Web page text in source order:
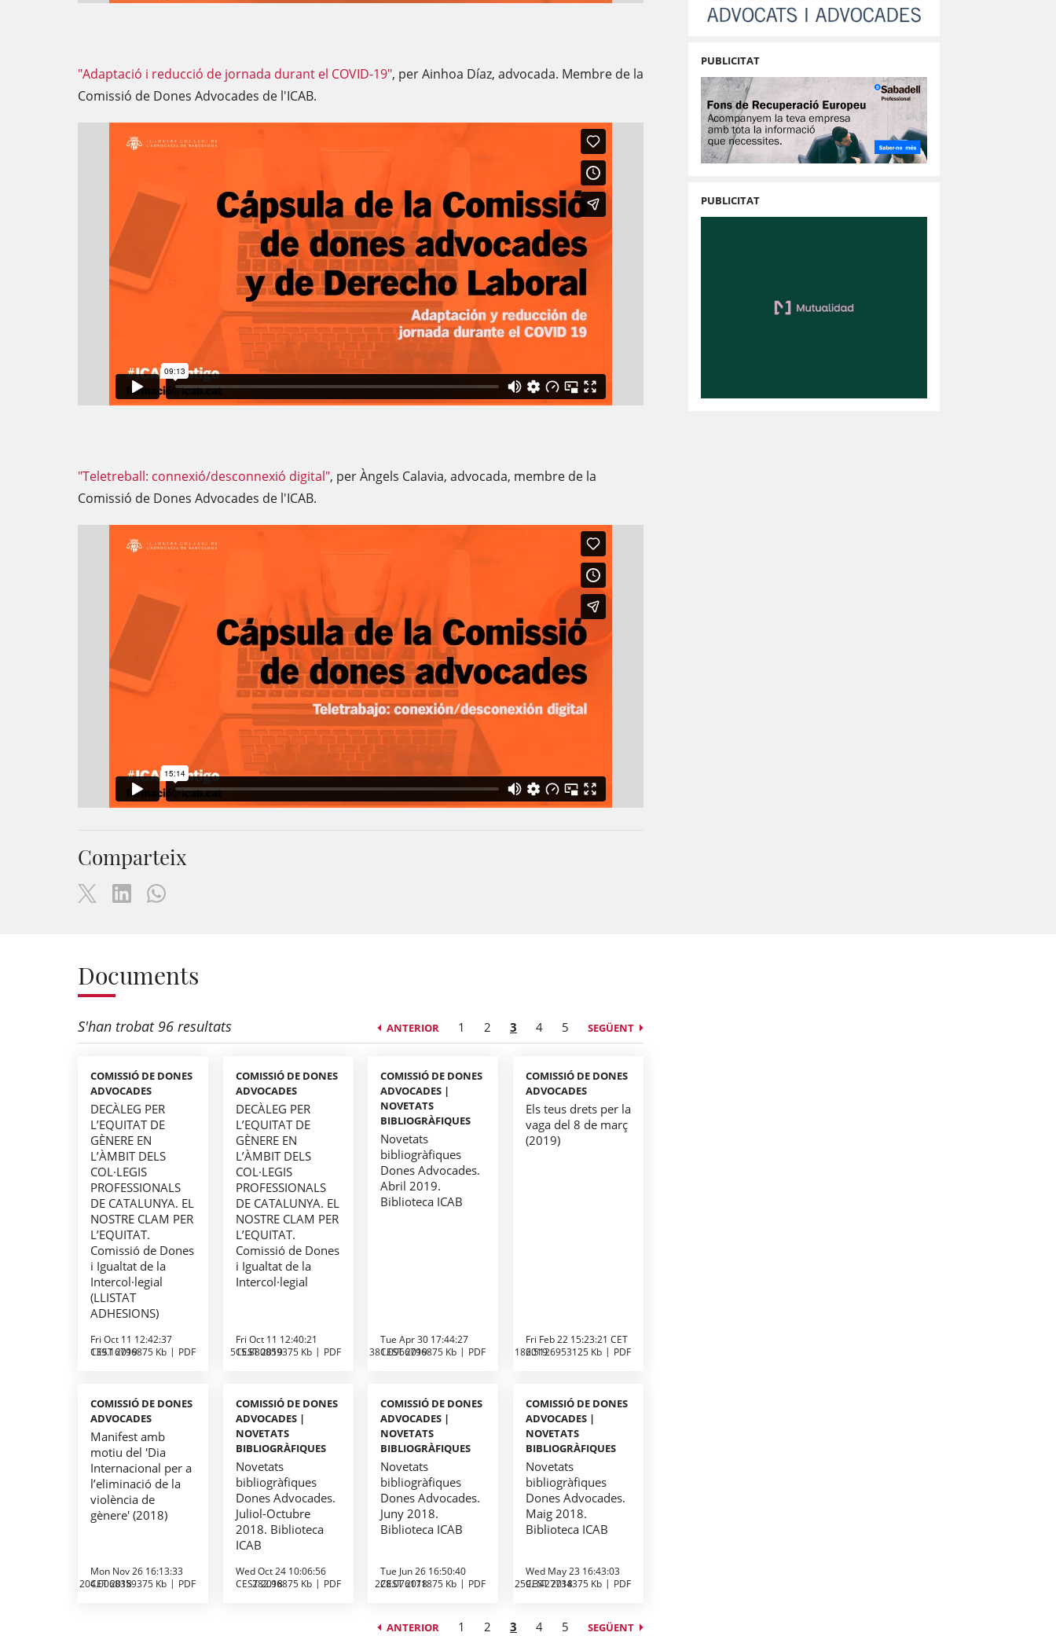
PUBLICITAT
PUBLICITAT
"Adaptació i reducció de jornada durant el COVID-19", per Ainhoa Díaz, advocada. Membre de la
Comissió de Dones Advocades de l'ICAB.
"Teletreball: connexió/desconnexió digital", per Àngels Calavia, advocada, membre de la
Comissió de Dones Advocades de l'ICAB.
Comparteix
Documents
S'han trobat 96 resultats ANTERIOR 1 2 3 4 5 SEGÜENT
COMISSIÓ DE DONES
ADVOCADES
DECÀLEG PER
L’EQUITAT DE
GÈNERE EN
L’ÀMBIT DELS
COL·LEGIS
PROFESSIONALS
DE CATALUNYA. EL
NOSTRE CLAM PER
L’EQUITAT.
Comissió de Dones
i Igualtat de la
Intercol·legial
(LLISTAT
ADHESIONS)
Fri Oct 11 12:42:37
CEST 2019
139.16796875 Kb PDF
COMISSIÓ DE DONES
ADVOCADES
DECÀLEG PER
L’EQUITAT DE
GÈNERE EN
L’ÀMBIT DELS
COL·LEGIS
PROFESSIONALS
DE CATALUNYA. EL
NOSTRE CLAM PER
L’EQUITAT.
Comissió de Dones
i Igualtat de la
Intercol·legial
Fri Oct 11 12:40:21
CEST 2019
515.880859375 Kb PDF
COMISSIÓ DE DONES
ADVOCADES |
NOVETATS
BIBLIOGRÀFIQUES
Novetats
bibliogràfiques
Dones Advocades.
Abril 2019.
Biblioteca ICAB
Tue Apr 30 17:44:27
CEST 2019
381.0966796875 Kb PDF
COMISSIÓ DE DONES
ADVOCADES
Els teus drets per la
vaga del 8 de març
(2019)
Fri Feb 22 15:23:21 CET
2019
186.5126953125 Kb PDF
COMISSIÓ DE DONES
ADVOCADES
Manifest amb
motiu del 'Dia
Internacional per a
l’eliminació de la
violència de
gènere' (2018)
Mon Nov 26 16:13:33
CET 2018
204.0068359375 Kb PDF
COMISSIÓ DE DONES
ADVOCADES |
NOVETATS
BIBLIOGRÀFIQUES
Novetats
bibliogràfiques
Dones Advocades.
Juliol-Octubre
2018. Biblioteca
ICAB
Wed Oct 24 10:06:56
CEST 2018
282.96875 Kb PDF
COMISSIÓ DE DONES
ADVOCADES |
NOVETATS
BIBLIOGRÀFIQUES
Novetats
bibliogràfiques
Dones Advocades.
Juny 2018.
Biblioteca ICAB
Tue Jun 26 16:50:40
CEST 2018
228.076171875 Kb PDF
COMISSIÓ DE DONES
ADVOCADES |
NOVETATS
BIBLIOGRÀFIQUES
Novetats
bibliogràfiques
Dones Advocades.
Maig 2018.
Biblioteca ICAB
Wed May 23 16:43:03
CEST 2018
259.3427734375 Kb PDF
ANTERIOR 1 2 3 4 5 SEGÜENT